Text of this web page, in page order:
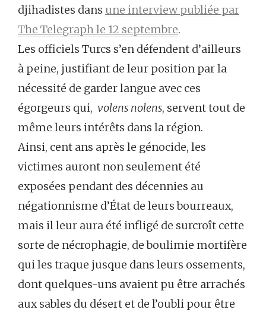
djihadistes dans une interview publiée par
The Telegraph le 12 septembre.
Les officiels Turcs s’en défendent d’ailleurs
à peine, justifiant de leur position par la
nécessité de garder langue avec ces
égorgeurs qui, volens nolens, servent tout de
même leurs intérêts dans la région.
Ainsi, cent ans après le génocide, les
victimes auront non seulement été
exposées pendant des décennies au
négationnisme d’État de leurs bourreaux,
mais il leur aura été infligé de surcroît cette
sorte de nécrophagie, de boulimie mortifère
qui les traque jusque dans leurs ossements,
dont quelques-uns avaient pu être arrachés
aux sables du désert et de l’oubli pour être